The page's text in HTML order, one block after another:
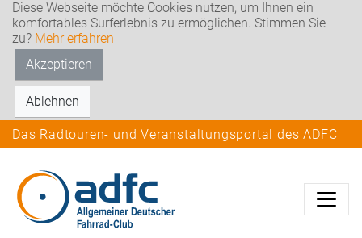
Diese Webseite möchte Cookies nutzen, um Ihnen ein
komfortables Surferlebnis zu ermöglichen. Stimmen Sie
zu? Mehr erfahren
Akzeptieren
Ablehnen
Das Radtouren- und Veranstaltungsportal des ADFC